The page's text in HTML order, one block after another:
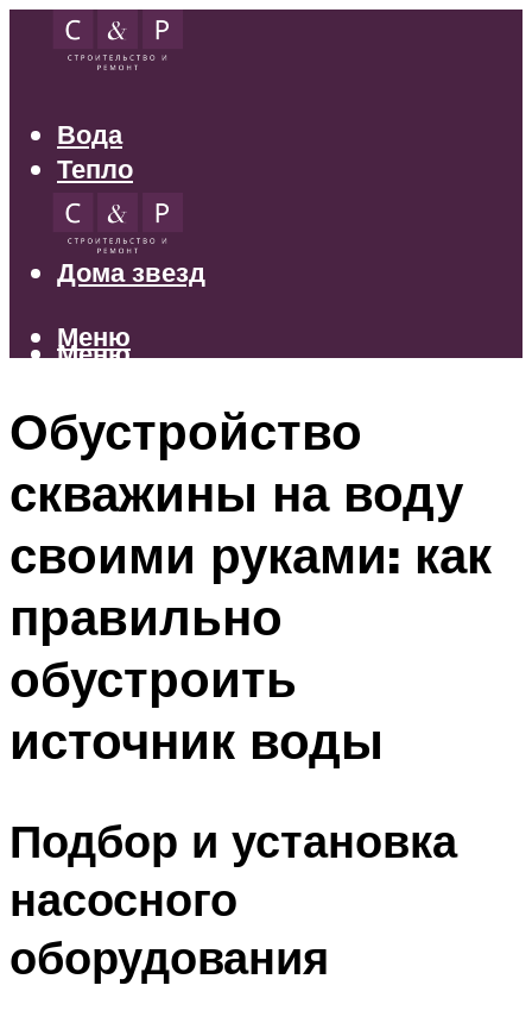
Вода
Тепло
Электрика
Свет
Дома звезд
Меню
Меню
Обустройство
скважины на воду
своими руками: как
правильно
обустроить
источник воды
Подбор и установка
насосного
оборудования